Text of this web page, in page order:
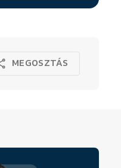
MEGOSZTÁS